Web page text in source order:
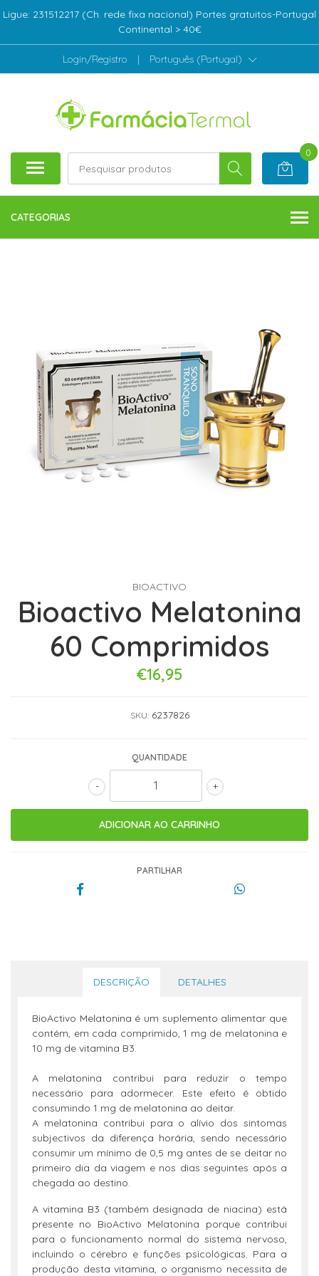
Ligue: 231512217 (Ch. rede fixa nacional) Portes gratuitos-Portugal
Continental > 40€
Login/Registro | Português (Portugal)
0
CATEGORIAS
BIOACTIVO
Bioactivo Melatonina
60 Comprimidos
€16,95
SKU: 6237826
QUANTIDADE
+
-
PARTILHAR
DESCRIÇÃO DETALHES
BioActivo Melatonina é um suplemento alimentar que
contém, em cada comprimido, 1 mg de melatonina e
10 mg de vitamina B3.
A melatonina contribui para reduzir o tempo
necessário para adormecer. Este efeito é obtido
consumindo 1 mg de melatonina ao deitar.
A melatonina contribui para o alívio dos sintomas
subjectivos da diferença horária, sendo necessário
consumir um mínimo de 0,5 mg antes de se deitar no
primeiro dia da viagem e nos dias seguintes após a
chegada ao destino.
A vitamina B3 (também designada de niacina) está
presente no BioActivo Melatonina porque contribui
para o funcionamento normal do sistema nervoso,
incluindo o cérebro e funções psicológicas. Para a
produção desta vitamina, o organismo necessita de